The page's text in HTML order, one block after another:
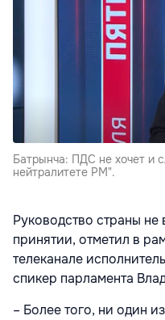
Батрынча: ПДС не хочет и
нейтралитете РМ".
Руководство страны не
принятии, отметил в
телеканале
спикер парламента
– Более того, ни один